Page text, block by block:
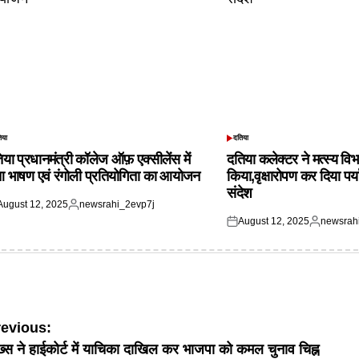
प्रधानमंत्री कॉलेज ऑफ़ एक्सीलेंस में
एवं रंगोली प्रतियोगिता का आयोजन
12, 2025
Posted
newsrahi_2evp7j
POSTED
दतिया
दतिया कलेक्टर ने मत्स्य
किया,वृक्षारोपण कर दिया
संदेश
Posted
August 12, 2025
Posted
ने हाईकोर्ट में याचिका दाखिल कर भाजपा को कमल चुनाव चिह्न